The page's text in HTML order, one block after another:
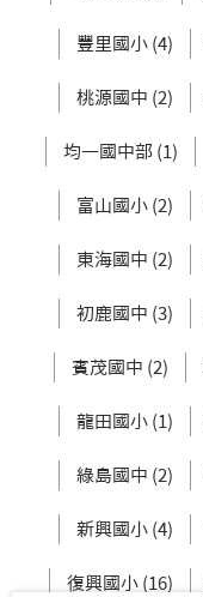
豐里國小 (4)
桃源國中 (2)
均一國中部 (1)
富山國小 (2)
東海國中 (2)
初鹿國中 (3)
賓茂國中 (2)
龍田國小 (1)
綠島國中 (2)
新興國小 (4)
復興國小 (16)